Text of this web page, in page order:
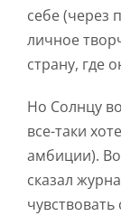
себе (через
личное
страну, где
Но Солнцу
все-таки
амбиции).
сказал